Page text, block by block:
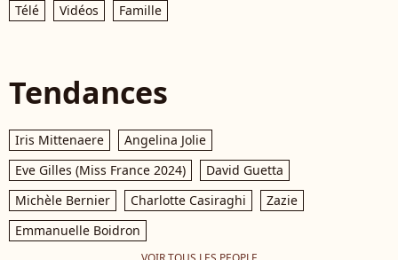
Télé
Vidéos Famille
Tendances
Iris Mittenaere
Angelina Jolie
Eve Gilles (Miss France 2024)
David Guetta
Michèle Bernier
Charlotte Casiraghi
Zazie
Emmanuelle Boidron